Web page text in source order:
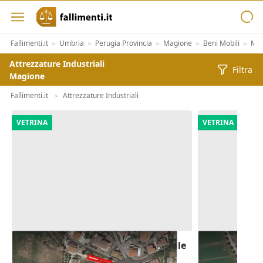
Fallimenti.it > Umbria > Perugia Provincia > Magione > Beni Mobili >
Attrezzature Industriali
Magione
Filtra
Fallimenti.it > Attrezzature Industriali
VETRINA
Asta Terreno edificabile residenziale
di 2.100 mq
VETRINA
Asta
di 5.356 mq